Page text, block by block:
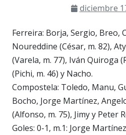
diciembre
Ferreira: Borja, Sergio, Breo,
Noureddine (César, m. 82),
(Varela, m. 77), Iván Quiroga
(Pichi, m. 46) y Nacho.
Compostela: Toledo, Manu,
Bocho, Jorge Martínez,
(Alfonso, m. 75), Jimy y Peter
Goles: 0-1, m.1: Jorge